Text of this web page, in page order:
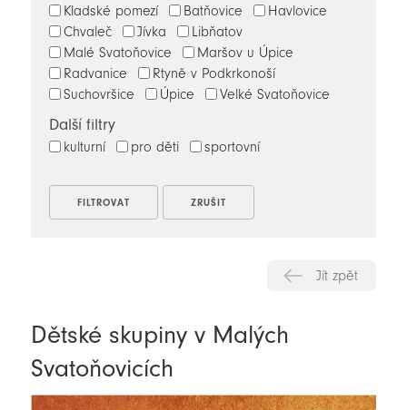
Kladské pomezí
Batňovice
Havlovice
Chvaleč
Jívka
Libňatov
Malé Svatoňovice
Maršov u Úpice
Radvanice
Rtyně v Podkrkonoší
Suchovršice
Úpice Velké Svatoňovice
Další filtry
kulturní pro děti sportovní
Jít zpět
Dětské skupiny v Malých
Svatoňovicích